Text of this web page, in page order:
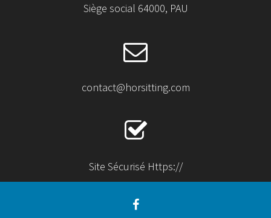
Siège social 64000, PAU
contact@horsitting.com
Site Sécurisé Https://